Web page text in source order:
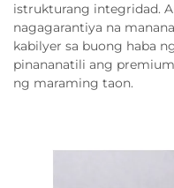
istrukturang integridad.
nagagarantiya na
kabilyer sa buong haba
pinananatili ang
ng maraming taon.